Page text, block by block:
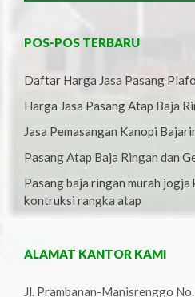
POS-POS TERBARU
Daftar Harga Jasa Pasang
Harga Jasa Pasang Atap Baja
Jasa Pemasangan Kanopi
Pasang Atap Baja Ringan dan
Pasang baja ringan murah
kontruksi rangka atap
ALAMAT KANTOR KAMI
Jl. Prambanan-Manisrenggo